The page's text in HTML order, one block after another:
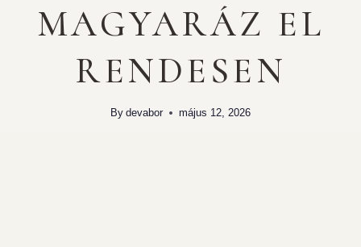
MAGYARÁZ EL
RENDESEN
By devabor május 12, 2026